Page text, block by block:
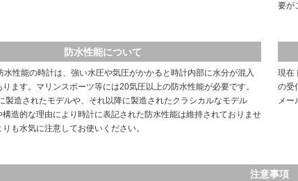
要が
防水性能について
水性能の時計は、強い水圧や気圧がかかると時計内部に水分が混入
ます。マリンスポーツ等には20気圧以上の防水性能が必要です。
製造されたモデルや、それ以降に製造されたクラシカルなモデル
構造的な理由により時計に表記された防水性能は維持されておりませ
も水気に注意してお使いください。
現在
の受
メー
注意事項